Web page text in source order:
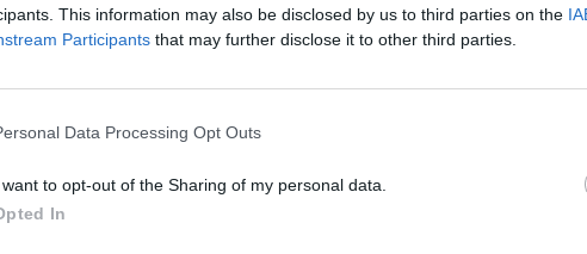
This information may also be disclosed by us to third parties on the
Participants that may further disclose it to other third parties.
Data Processing Opt Outs
want to opt-out of the Sharing of my personal data.
In